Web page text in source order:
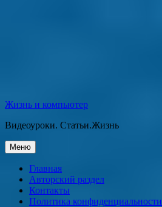
Жизнь и компьютер
Видеоуроки. Статьи.Жизнь
Меню Перейти
к
содержанию
Главная
Авторский раздел
Контакты
Политика конфиденциальности